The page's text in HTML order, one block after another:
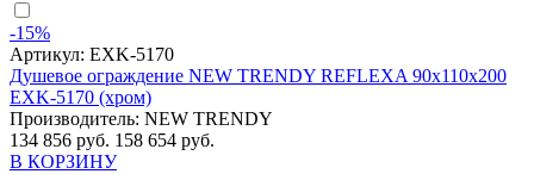
-15%
Артикул: EXK-5170
Душевое ограждение NEW TRENDY REFLEXA 90x110x200
EXK-5170 (хром)
Производитель: NEW TRENDY
134 856 руб. 158 654 руб.
В КОРЗИНУ